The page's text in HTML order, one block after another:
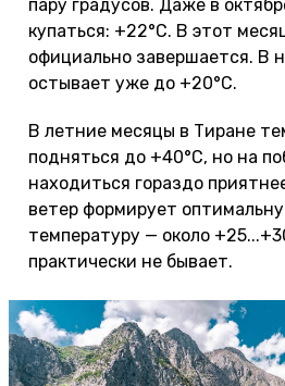
пару градусов. Даже в
купаться: +22°С. В этот
официально завершается. В
остывает уже до +20°С.
В летние месяцы в Тиране
подняться до +40°С, но на
находиться гораздо
ветер формирует
температуру — около
практически не бывает.